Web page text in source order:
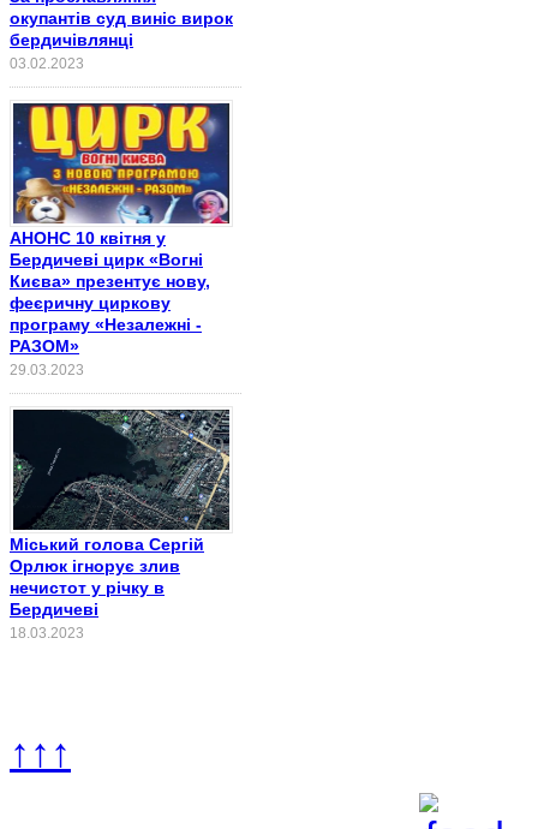
окупантів суд виніс вирок
бердичівлянці
03.02.2023
АНОНС 10 квітня у
Бердичеві цирк «Вогні
Києва» презентує нову,
феєричну циркову
програму «Незалежні -
РАЗОМ»
29.03.2023
Міський голова Сергій
Орлюк ігнорує злив
нечистот у річку в
Бердичеві
18.03.2023
↑↑↑